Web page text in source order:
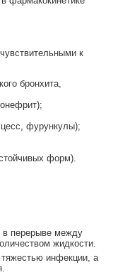
к
бронхита,
фурункулы);
форм).
в перерыве между
жидкости.
инфекции, а